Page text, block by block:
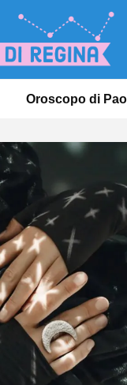
Oroscopo di